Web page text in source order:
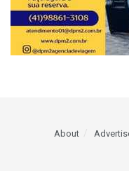
About